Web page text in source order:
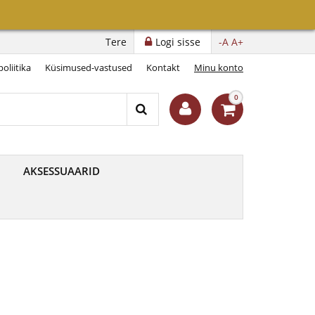
-A A+
Logi sisse
Tere
Küsimused-vastused Kontakt Minu konto
0
AKSESSUAARID